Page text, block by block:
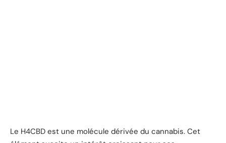
Le H4CBD est une molécule dérivée du cannabis. Cet